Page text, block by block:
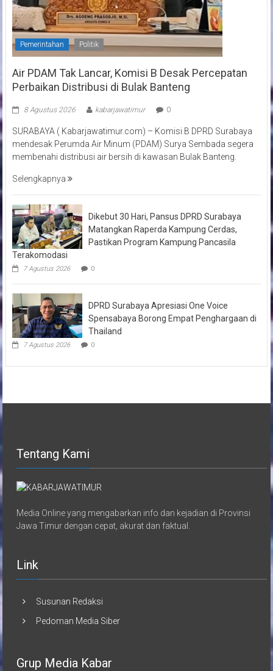
Pemerintahan Politik
Air PDAM Tak Lancar, Komisi B Desak Percepatan
Perbaikan Distribusi di Bulak Banteng
8 Agustus 2026 kabarjawatimur 0
SURABAYA ( Kabarjawatimur.com) – Komisi B DPRD Surabaya
mendesak Perumda Air Minum (PDAM) Surya Sembada segera
membenahi distribusi air bersih di kawasan Bulak Banteng.
Selengkapnya
Dikebut 30 Hari, Pansus DPRD Surabaya
Matangkan Raperda Kampung Cerdas,
Pastikan Program Kampung Pancasila
Terakomodasi
7 Agustus 2026 0
DPRD Surabaya Apresiasi One Voice
Spensabaya Borong Empat Penghargaan di
Thailand
7 Agustus 2026 0
Tentang Kami
Media Online yang mengabarkan info dan kejadian di Provinsi
Jawa Timur dengan cepat, akurat dan faktual.
Link
Susunan Redaksi
Pedoman Media Siber
Grup Media Kabar